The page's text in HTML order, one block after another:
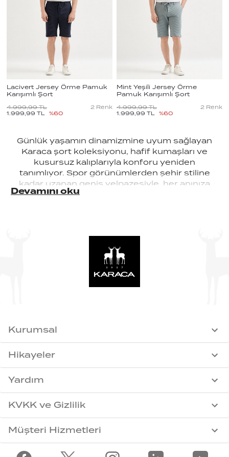
Lacivert Jersey Örme Pamuk
Karışımlı Şort
4.999,99 TL
1.999,99 TL %60
2 Renk
Mint Yeşili Jersey Örme
Pamuk Karışımlı Şort
4.999,99 TL
1.999,99 TL %60
2 Renk
Günlük yaşamın dinamizmine uyum sağlayan
Karaca şort koleksiyonu, hafif kumaşları ve
kusursuz kalıplarıyla konforu yeniden
tanımlıyor. Spor görünümlerden şehir stiline
kadar uzanan geniş yelpazesiyle, her anınıza
özgü bir rahatlık sunuyor.
Devamını oku
Kurumsal
Hikayeler
Yardım
KVKK ve Gizlilik
Müşteri Hizmetleri